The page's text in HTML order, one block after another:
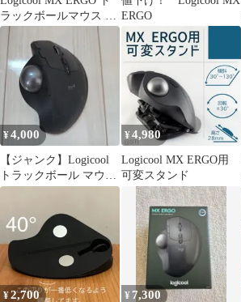
ラックボールマウス 本
体
ERGO
¥4,000
【ジャンク】Logicool
トラックボール マウス
本体 MX ERGO
¥4,980
Logicool MX ERGO用
可変スタンド
¥2,700 ¥ 7,300